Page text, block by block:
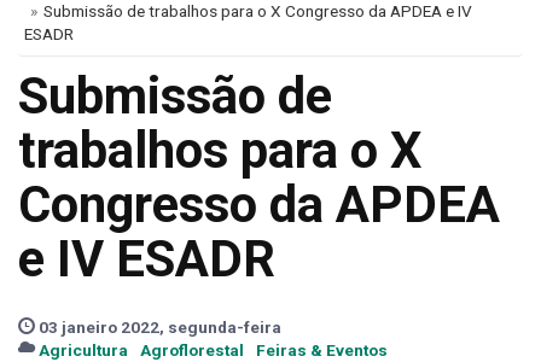
Submissão de trabalhos para o X Congresso da APDEA e IV
ESADR
Submissão de
trabalhos para o X
Congresso da APDEA
e IV ESADR
03 janeiro 2022, segunda-feira
Agricultura
Agroflorestal Feiras & Eventos